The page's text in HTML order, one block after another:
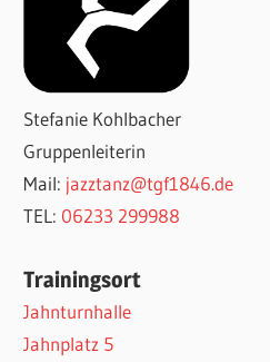
Stefanie Kohlbacher
Gruppenleiterin
Mail: jazztanz@tgf1846.de
TEL: 06233 299988
Trainingsort
Jahnturnhalle
Jahnplatz 5